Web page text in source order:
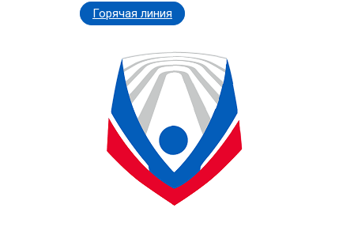
Горячая линия